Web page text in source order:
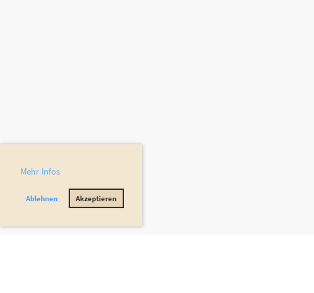
Mehr Infos
Ablehnen Akzeptieren